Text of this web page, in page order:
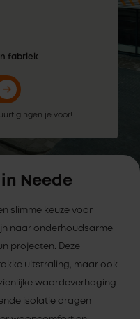
fabriek
gingen je voor!
Neede
slimme keuze voor
naar onderhoudsarme
projecten. Deze
uitstraling, maar ook
waardeverhoging
isolatie dragen